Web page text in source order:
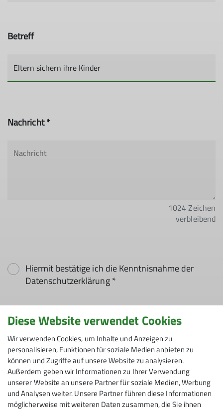
Betreff
Nachricht *
1024Zeichen
verbleibend
Hiermit bestätige ich die Kenntnisnahme der
Datenschutzerklärung *
Hiermit erkläre ich mich einverstanden, dass
meine in das Kontaktformular eingegebenen
Daten elektronisch gesichert und zum Zweck der
Kontaktaufnahme verarbeitet und genutzt
werden. Mir ist bekannt, dass ich meine
Einwilligung jederzeit wiederrufen kann. *
Mit (*) markierte Felder
Diese Website verwendet Cookies
Wir verwenden Cookies, um Inhalte und Anzeigen zu
personalisieren, Funktionen für soziale Medien anbieten zu
können und Zugriffe auf unsere Website zu analysieren.
Außerdem geben wir Informationen zu Ihrer Verwendung
unserer Website an unsere Partner für soziale Medien, Werbung
und Analysen weiter. Unsere Partner führen diese Informationen
möglicherweise mit weiteren Daten zusammen, die Sie ihnen